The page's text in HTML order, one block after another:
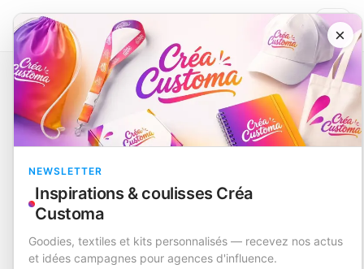
×
NEWSLETTER
Inspirations & coulisses Créa
Customa
Goodies, textiles et kits personnalisés — recevez nos actus
et idées campagnes pour agences d'influence.
Catalogue Technologie et accessoires Tapis Souris Chargeur Deuz
EN STOCK